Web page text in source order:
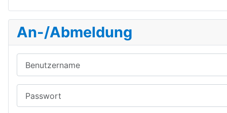
An-/Abmeldung